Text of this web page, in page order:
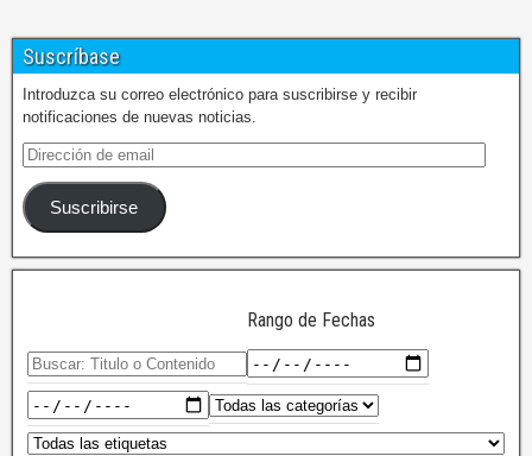
Suscríbase
Introduzca su correo electrónico para suscribirse y recibir
notificaciones de nuevas noticias.
Suscribirse
Rango de Fechas